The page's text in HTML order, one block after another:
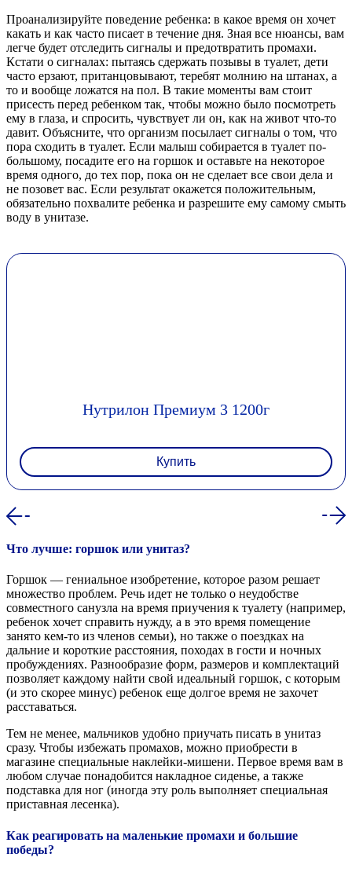
Проанализируйте поведение ребенка: в какое время он хочет
какать и как часто писает в течение дня. Зная все нюансы, вам
легче будет отследить сигналы и предотвратить промахи.
Кстати о сигналах: пытаясь сдержать позывы в туалет, дети
часто ерзают, пританцовывают, теребят молнию на штанах, а
то и вообще ложатся на пол. В такие моменты вам стоит
присесть перед ребенком так, чтобы можно было посмотреть
ему в глаза, и спросить, чувствует ли он, как на живот что-то
давит. Объясните, что организм посылает сигналы о том, что
пора сходить в туалет. Если малыш собирается в туалет по-
большому, посадите его на горшок и оставьте на некоторое
время одного, до тех пор, пока он не сделает все свои дела и
не позовет вас. Если результат окажется положительным,
обязательно похвалите ребенка и разрешите ему самому смыть
воду в унитазе.
Нутрилон Премиум 3 1200г
Купить
Что лучше: горшок или унитаз?
Горшок — гениальное изобретение, которое разом решает
множество проблем. Речь идет не только о неудобстве
совместного санузла на время приучения к туалету (например,
ребенок хочет справить нужду, а в это время помещение
занято кем-то из членов семьи), но также о поездках на
дальние и короткие расстояния, походах в гости и ночных
пробуждениях. Разнообразие форм, размеров и комплектаций
позволяет каждому найти свой идеальный горшок, с которым
(и это скорее минус) ребенок еще долгое время не захочет
расставаться.
Тем не менее, мальчиков удобно приучать писать в унитаз
сразу. Чтобы избежать промахов, можно приобрести в
магазине специальные наклейки-мишени. Первое время вам в
любом случае понадобится накладное сиденье, а также
подставка для ног (иногда эту роль выполняет специальная
приставная лесенка).
Как реагировать на маленькие промахи и большие
победы?